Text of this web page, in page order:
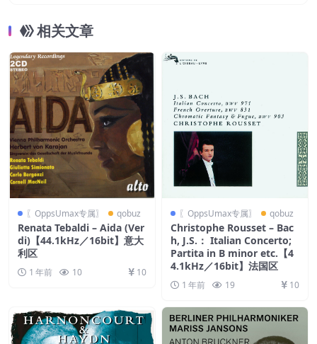
相关文章
〖OppsUmax专属〗 qobuz
Renata Tebaldi – Aida (Ver
di)【44.1kHz／16bit】意大
利区
1 年前 10 10
〖OppsUmax专属〗 qobuz
Christophe Rousset – Bac
h, J.S.： Italian Concerto;
Partita in B minor etc.【4
4.1kHz／16bit】法国区
1 年前 19 10